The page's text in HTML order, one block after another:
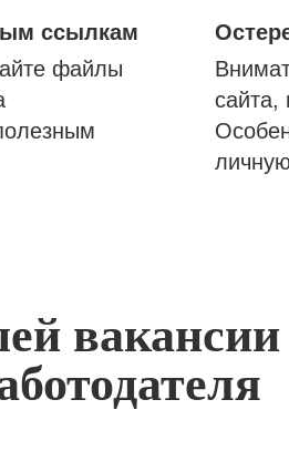
ссылкам
файлы
сайта,
вакансии